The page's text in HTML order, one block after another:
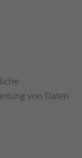
von Daten